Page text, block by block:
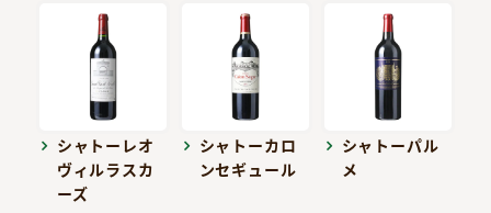
シャトーレオ
ヴィルラスカ
ーズ
シャトーカロ
ンセギュール
シャトーパル
メ